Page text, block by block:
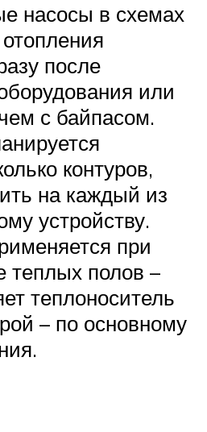
насосы в схемах
после
или
с байпасом.
контуров,
на каждый из
устройству.
при
теплых полов –
теплоноситель
– по основному